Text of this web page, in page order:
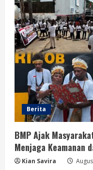
Berita
BMP Ajak
Menjaga Keamanan
Kian Savira